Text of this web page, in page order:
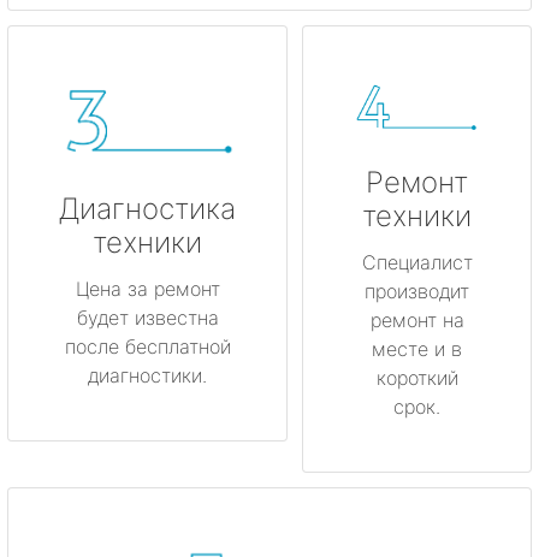
Диагностика
техники
Цена за ремонт
будет известна
после бесплатной
диагностики.
Ремонт
техники
Специалист
производит
ремонт на
месте и в
короткий
срок.